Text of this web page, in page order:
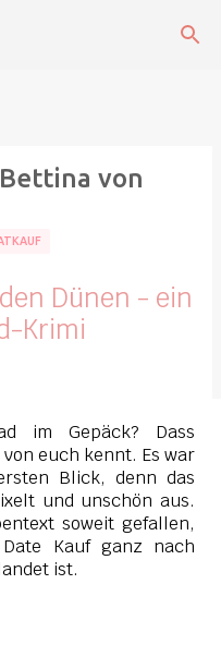
von
Dünen - ein
Krimi
im Gepäck? Dass
euch kennt. Es war
Blick, denn das
und unschön aus.
soweit gefallen,
Kauf ganz nach
ist.